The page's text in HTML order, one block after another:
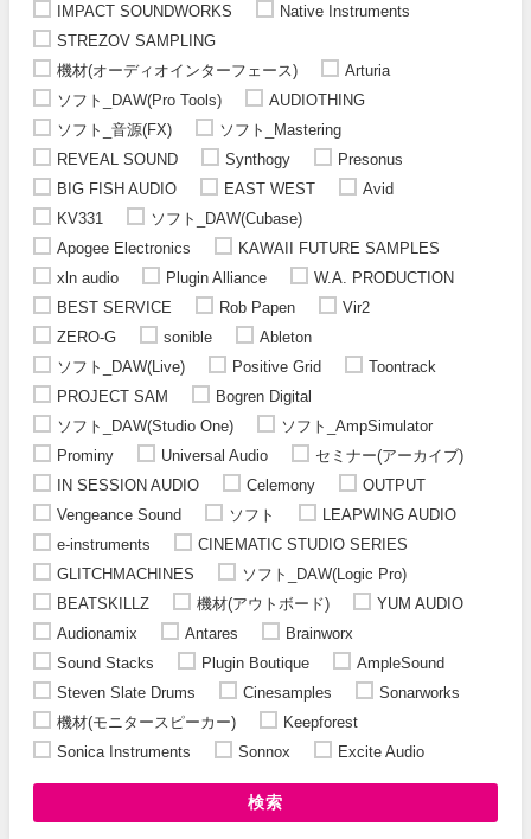
IMPACT SOUNDWORKS
Native Instruments
STREZOV SAMPLING
機材(オーディオインターフェース)
Arturia
ソフト_DAW(Pro Tools)
AUDIOTHING
ソフト_音源(FX)
ソフト_Mastering
REVEAL SOUND
Synthogy
Presonus
BIG FISH AUDIO
EAST WEST
Avid
KV331
ソフト_DAW(Cubase)
Apogee Electronics
KAWAII FUTURE SAMPLES
xln audio
Plugin Alliance
W.A. PRODUCTION
BEST SERVICE
Rob Papen
Vir2
ZERO-G
sonible
Ableton
ソフト_DAW(Live)
Positive Grid
Toontrack
PROJECT SAM
Bogren Digital
ソフト_DAW(Studio One)
ソフト_AmpSimulator
Prominy
Universal Audio
セミナー(アーカイブ)
IN SESSION AUDIO
Celemony
OUTPUT
Vengeance Sound
ソフト
LEAPWING AUDIO
e-instruments
CINEMATIC STUDIO SERIES
GLITCHMACHINES
ソフト_DAW(Logic Pro)
BEATSKILLZ
機材(アウトボード)
YUM AUDIO
Audionamix
Antares
Brainworx
Sound Stacks
Plugin Boutique
AmpleSound
Steven Slate Drums
Cinesamples
Sonarworks
機材(モニタースピーカー)
Keepforest
Sonica Instruments
Sonnox Excite Audio
検索